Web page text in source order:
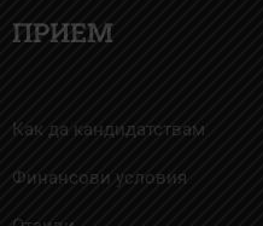
ПРИЕМ
Как да кандидатствам
Финансови условия